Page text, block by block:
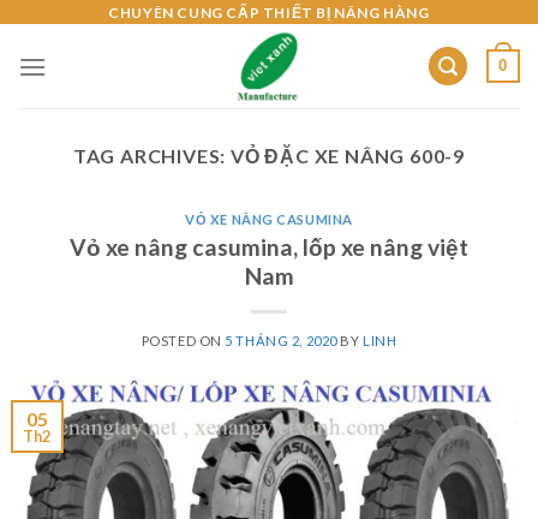
content
CHUYÊN CUNG CẤP THIẾT BỊ NÂNG HÀNG
0
TAG ARCHIVES:VỎ ĐẶC XE NÂNG 600-9
VỎ XE NÂNG CASUMINA
Vỏ xe nâng casumina, lốp xe nâng việt
Nam
POSTED ON 5 THÁNG 2, 2020BY LINH
05
Th2